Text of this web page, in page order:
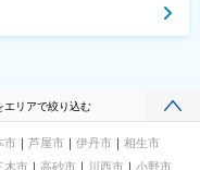
エリアで絞り込む
市 芦屋市 伊丹市
相生市
木市 高砂市 川西市
小野市